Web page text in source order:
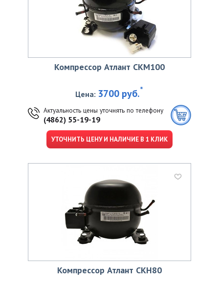
Компрессор Атлант CKМ100
Цена: 3700 руб.*
Актуальность цены уточнять по телефону
(4862) 55-19-19
УТОЧНИТЬ ЦЕНУ И НАЛИЧИЕ В 1 КЛИК
Компрессор Атлант CKН80